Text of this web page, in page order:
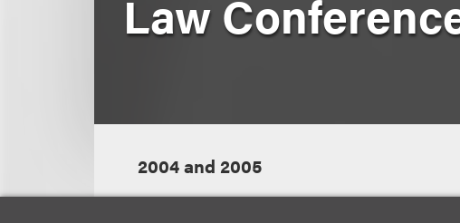
Law
2004 and 2005